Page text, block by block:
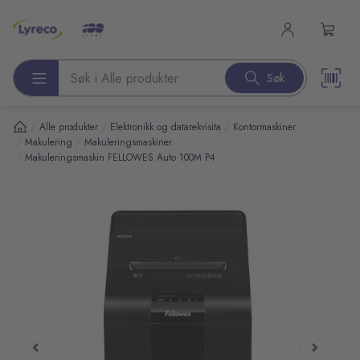
Søk etter produkter Søk
Alle produkter Elektronikk og datarekvisita Kontormaskiner
Makulering Makuleringsmaskiner
Makuleringsmaskin FELLOWES Auto 100M P4